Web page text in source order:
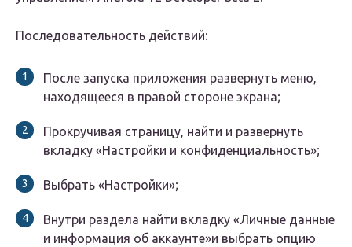
Последовательность действий:
После запуска приложения развернуть меню,
находящееся в правой стороне экрана;
Прокручивая страницу, найти и развернуть
вкладку «Настройки и конфиденциальность»;
Выбрать «Настройки»;
Внутри раздела найти вкладку «Личные данные
и информация об аккаунте»и выбрать опцию